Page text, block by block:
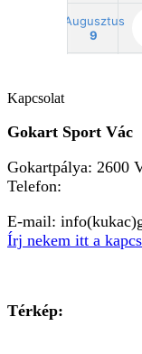
Kapcsolat
Gokart Sport Vác
Gokartpálya: 2600
Telefon:
E-mail:
Írj nekem itt a
Térkép: